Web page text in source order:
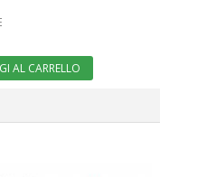
AL CARRELLO